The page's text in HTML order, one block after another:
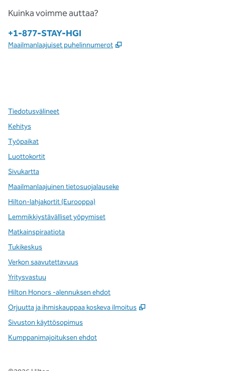
Kuinka voimme auttaa?
Puhelin:
+1-877-STAY-HGI
Maailmanlaajuiset puhelinnumerot ,
Tiedotusvälineet
Kehitys
Työpaikat
Luottokortit
Sivukartta
Maailmanlaajuinen tietosuojalauseke
Hilton-lahjakortit (Eurooppa)
Lemmikkiystävälliset yöpymiset
Matkainspiraatiota
Tukikeskus
Verkon saavutettavuus
Yritysvastuu
Hilton Honors -alennuksen ehdot
Orjuutta ja ihmiskauppaa koskeva ilmoitus
,
Sivuston käyttösopimus
Kumppanimajoituksen ehdot